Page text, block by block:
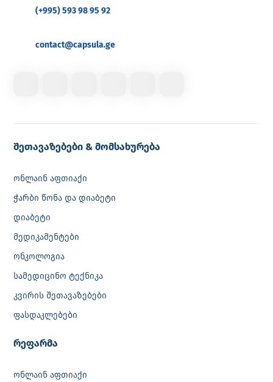
(+995) 593 98 95 92
contact@capsula.ge
შეთავაზებები & მომსახურება
ონლაინ აფთიაქი
ჭარბი წონა და დიაბეტი
დიაბეტი
მედიკამენტები
ონკოლოგია
სამედიცინო ტექნიკა
კვირის შეთავაზებები
ფასდაკლებები
რეფარმა
ონლაინ აფთიაქი